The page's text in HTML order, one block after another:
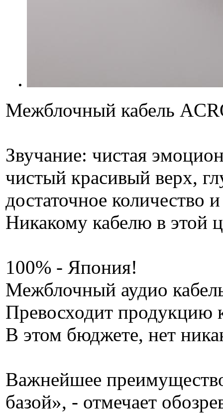
Межблочный кабель
Звучание: чистая
чистый красивый верх,
достаточное количество
Никакому кабелю в этой
100% - Япония!
Межблочный аудио
Превосходит продукцию
В этом бюджете, нет
Важнейшее
базой», - отмечает